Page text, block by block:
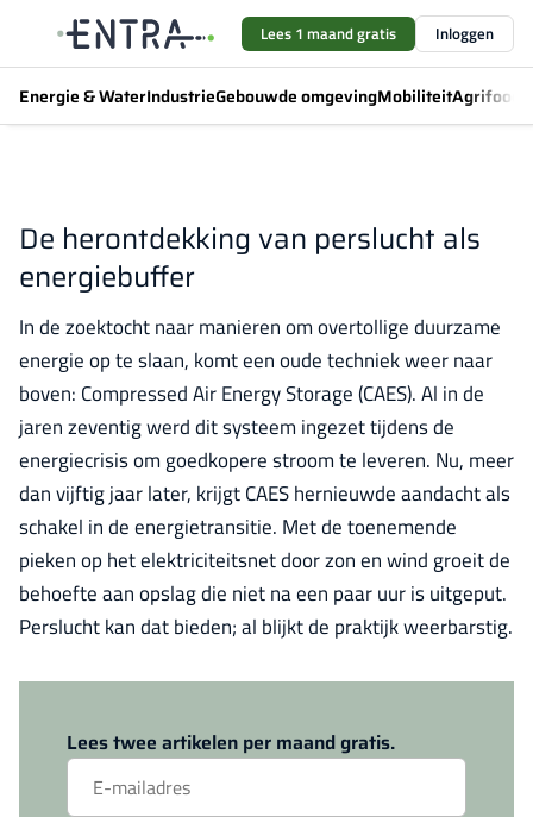
Lees 1 maand gratis Inloggen
Energie & WaterIndustrieGebouwde omgevingMobiliteitAgrifood
De herontdekking van perslucht als
energiebuffer
In de zoektocht naar manieren om overtollige duurzame
energie op te slaan, komt een oude techniek weer naar
boven: Compressed Air Energy Storage (CAES). Al in de
jaren zeventig werd dit systeem ingezet tijdens de
energiecrisis om goedkopere stroom te leveren. Nu, meer
dan vijftig jaar later, krijgt CAES hernieuwde aandacht als
schakel in de energietransitie. Met de toenemende
pieken op het elektriciteitsnet door zon en wind groeit de
behoefte aan opslag die niet na een paar uur is uitgeput.
Perslucht kan dat bieden; al blijkt de praktijk weerbarstig.
Lees twee artikelen per maand gratis.